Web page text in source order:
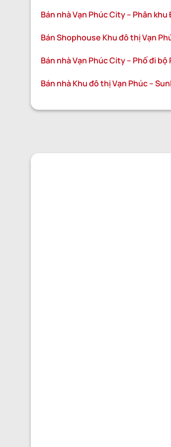
Bán nhà Vạn Phúc City – Phân khu
Bán Shophouse Khu đô thị Vạn
Bán nhà Vạn Phúc City – Phố đi bộ
Bán nhà Khu đô thị Vạn Phúc –